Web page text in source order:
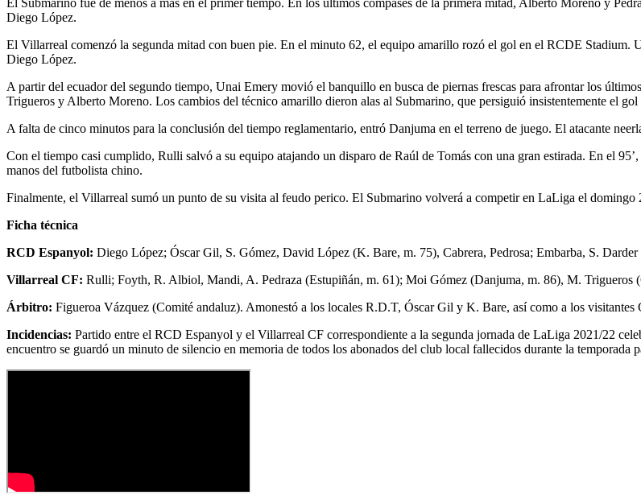
Diego López.
El Villarreal comenzó la segunda mitad con buen pie. En el minuto 62, el equipo amarillo rozó el gol en el RCDE Stadium.
Diego López.
A partir del ecuador del segundo tiempo, Unai Emery movió el banquillo en busca de piernas frescas para afrontar los
Trigueros y Alberto Moreno. Los cambios del técnico amarillo dieron alas al Submarino, que persiguió insistentemente el
A falta de cinco minutos para la conclusión del tiempo reglamentario, entró Danjuma en el terreno de juego. El atacante
Con el tiempo casi cumplido, Rulli salvó a su equipo atajando un disparo de Raúl de Tomás con una gran estirada. En el
manos del futbolista chino.
Finalmente, el Villarreal sumó un punto de su visita al feudo perico. El Submarino volverá a competir en LaLiga el
Ficha técnica
RCD Espanyol: Diego López; Óscar Gil, S. Gómez, David López (K. Bare, m. 75), Cabrera, Pedrosa; Embarba, S.
Villarreal CF: Rulli; Foyth, R. Albiol, Mandi, A. Pedraza (Estupiñán, m. 61); Moi Gómez (Danjuma, m. 86), M.
Árbitro: Figueroa Vázquez (Comité andaluz). Amonestó a los locales R.D.T, Óscar Gil y K. Bare, así como a los
Incidencias: Partido entre el RCD Espanyol y el Villarreal CF correspondiente a la segunda jornada de LaLiga 2021/22
encuentro se guardó un minuto de silencio en memoria de todos los abonados del club local fallecidos durante la temporada